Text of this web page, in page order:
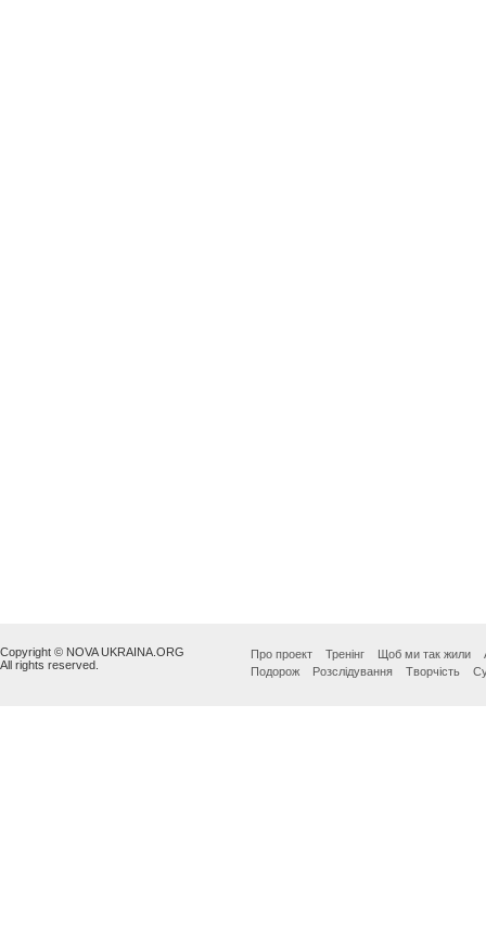
Copyright © NOVA UKRAINA.ORG
All rights reserved.
Про проект Тренінг Щоб ми так жили
Подорож
Розслідування Творчість